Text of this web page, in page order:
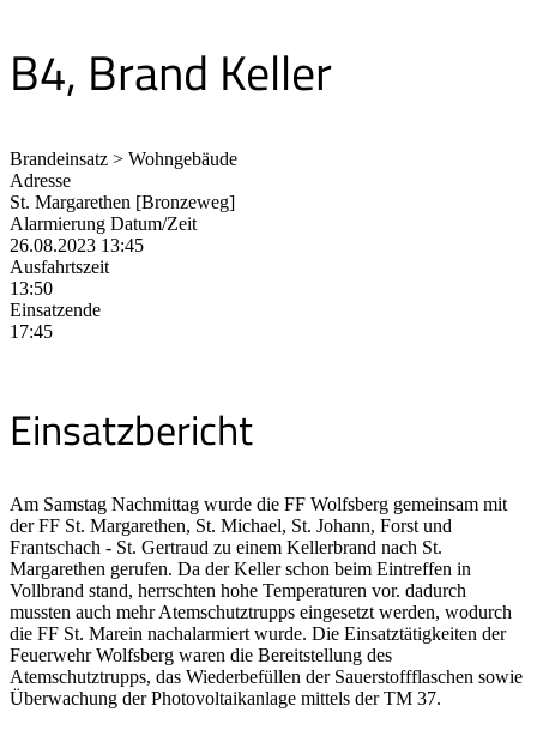
B4, Brand Keller
Brandeinsatz > Wohngebäude
Adresse
St. Margarethen [Bronzeweg]
Alarmierung Datum/Zeit
26.08.2023 13:45
Ausfahrtszeit
13:50
Einsatzende
17:45
Einsatzbericht
Am Samstag Nachmittag wurde die FF Wolfsberg gemeinsam mit
der FF St. Margarethen, St. Michael, St. Johann, Forst und
Frantschach - St. Gertraud zu einem Kellerbrand nach St.
Margarethen gerufen. Da der Keller schon beim Eintreffen in
Vollbrand stand, herrschten hohe Temperaturen vor. dadurch
mussten auch mehr Atemschutztrupps eingesetzt werden, wodurch
die FF St. Marein nachalarmiert wurde. Die Einsatztätigkeiten der
Feuerwehr Wolfsberg waren die Bereitstellung des
Atemschutztrupps, das Wiederbefüllen der Sauerstoffflaschen sowie
Überwachung der Photovoltaikanlage mittels der TM 37.